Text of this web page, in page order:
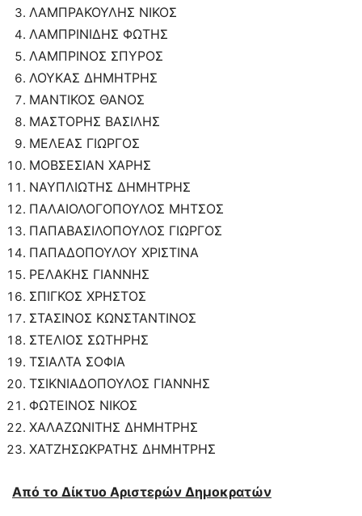
ΛΑΜΠΡΑΚΟΥΛΗΣ ΝΙΚΟΣ
ΛΑΜΠΡΙΝΙΔΗΣ ΦΩΤΗΣ
ΛΑΜΠΡΙΝΟΣ ΣΠΥΡΟΣ
ΛΟΥΚΑΣ ΔΗΜΗΤΡΗΣ
ΜΑΝΤΙΚΟΣ ΘΑΝΟΣ
ΜΑΣΤΟΡΗΣ ΒΑΣΙΛΗΣ
ΜΕΛΕΑΣ ΓΙΩΡΓΟΣ
ΜΟΒΣΕΣΙΑΝ ΧΑΡΗΣ
ΝΑΥΠΛΙΩΤΗΣ ΔΗΜΗΤΡΗΣ
ΠΑΛΑΙΟΛΟΓΟΠΟΥΛΟΣ ΜΗΤΣΟΣ
ΠΑΠΑΒΑΣΙΛΟΠΟΥΛΟΣ ΓΙΩΡΓΟΣ
ΠΑΠΑΔΟΠΟΥΛΟΥ ΧΡΙΣΤΙΝΑ
ΡΕΛΑΚΗΣ ΓΙΑΝΝΗΣ
ΣΠΙΓΚΟΣ ΧΡΗΣΤΟΣ
ΣΤΑΣΙΝΟΣ ΚΩΝΣΤΑΝΤΙΝΟΣ
ΣΤΕΛΙΟΣ ΣΩΤΗΡΗΣ
ΤΣΙΑΛΤΑ ΣΟΦΙΑ
ΤΣΙΚΝΙΑΔΟΠΟΥΛΟΣ ΓΙΑΝΝΗΣ
ΦΩΤΕΙΝΟΣ ΝΙΚΟΣ
ΧΑΛΑΖΩΝΙΤΗΣ ΔΗΜΗΤΡΗΣ
ΧΑΤΖΗΣΩΚΡΑΤΗΣ ΔΗΜΗΤΡΗΣ
Από το Δίκτυο Αριστερών Δημοκρατών